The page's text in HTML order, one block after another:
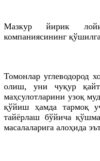
Мазкур йирик
компаниясининг
Томонлар углеводород
олиш, уни чуқур
маҳсулотларини узоқ
қўйиш ҳамда тармоқ
тайёрлаш бўйича
масалаларига алоҳида